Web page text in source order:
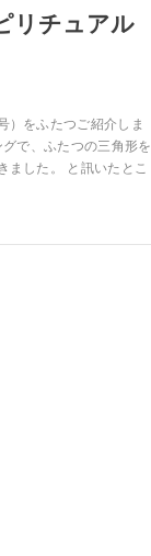
リチュアル
）をふたつご紹介しま
で、ふたつの三角形を
ました。 と訊いたとこ